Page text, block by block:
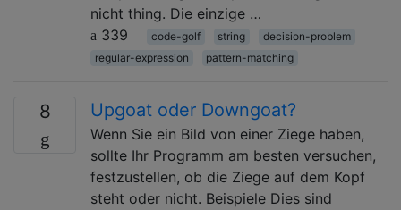
nicht thing. Die einzige …
339
code-golf string
decision-problem
regular-expression
pattern-matching
8 Upgoat oder Downgoat?
Wenn Sie ein Bild von einer Ziege haben,
sollte Ihr Programm am besten versuchen,
festzustellen, ob die Ziege auf dem Kopf
steht oder nicht. Beispiele Dies sind